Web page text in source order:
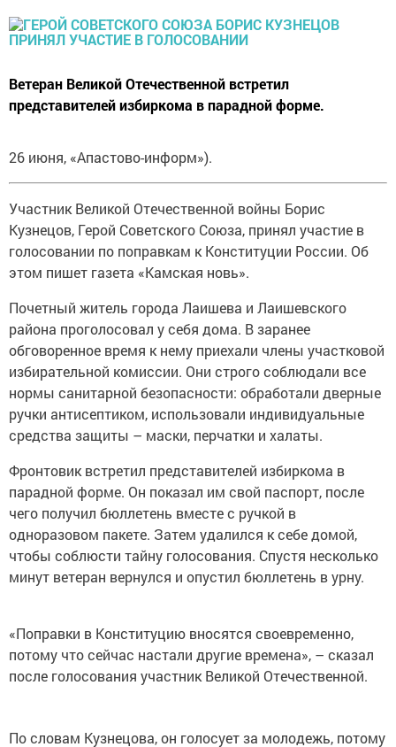
Ветеран Великой Отечественной встретил
представителей избиркома в парадной форме.
26 июня, «Апастово-информ»).
Участник Великой Отечественной войны Борис
Кузнецов, Герой Советского Союза, принял участие в
голосовании по поправкам к Конституции России. Об
этом пишет газета «Камская новь».
Почетный житель города Лаишева и Лаишевского
района проголосовал у себя дома. В заранее
обговоренное время к нему приехали члены участковой
избирательной комиссии. Они строго соблюдали все
нормы санитарной безопасности: обработали дверные
ручки антисептиком, использовали индивидуальные
средства защиты – маски, перчатки и халаты.
Фронтовик встретил представителей избиркома в
парадной форме. Он показал им свой паспорт, после
чего получил бюллетень вместе с ручкой в
одноразовом пакете. Затем удалился к себе домой,
чтобы соблюсти тайну голосования. Спустя несколько
минут ветеран вернулся и опустил бюллетень в урну.
«Поправки в Конституцию вносятся своевременно,
потому что сейчас настали другие времена», – сказал
после голосования участник Великой Отечественной.
По словам Кузнецова, он голосует за молодежь, потому